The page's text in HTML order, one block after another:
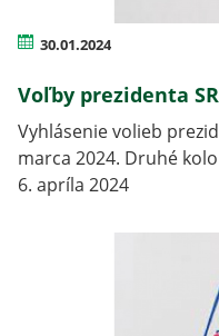
30.01.2024
Voľby prezidenta
Vyhlásenie volieb
marca 2024. Druhé
6. apríla 2024